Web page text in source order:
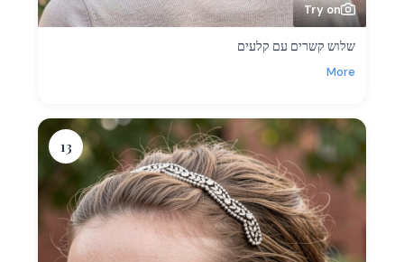
Try on
שלוש קשרים עם קלעים
More
13